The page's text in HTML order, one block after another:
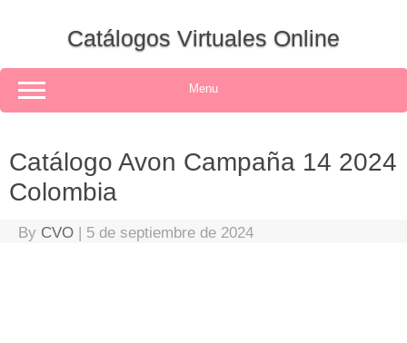
Catálogos Virtuales Online
Menu
Catálogo Avon Campaña 14 2024
Colombia
By CVO | 5 de septiembre de 2024